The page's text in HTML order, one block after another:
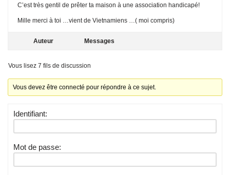
C’est très gentil de prêter ta maison à une association handicapé!
Mille merci à toi …vient de Vietnamiens …( moi compris)
Auteur Messages
Vous lisez 7 fils de discussion
Vous devez être connecté pour répondre à ce sujet.
Identifiant:
Mot de passe: